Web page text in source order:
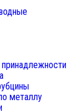
металлу